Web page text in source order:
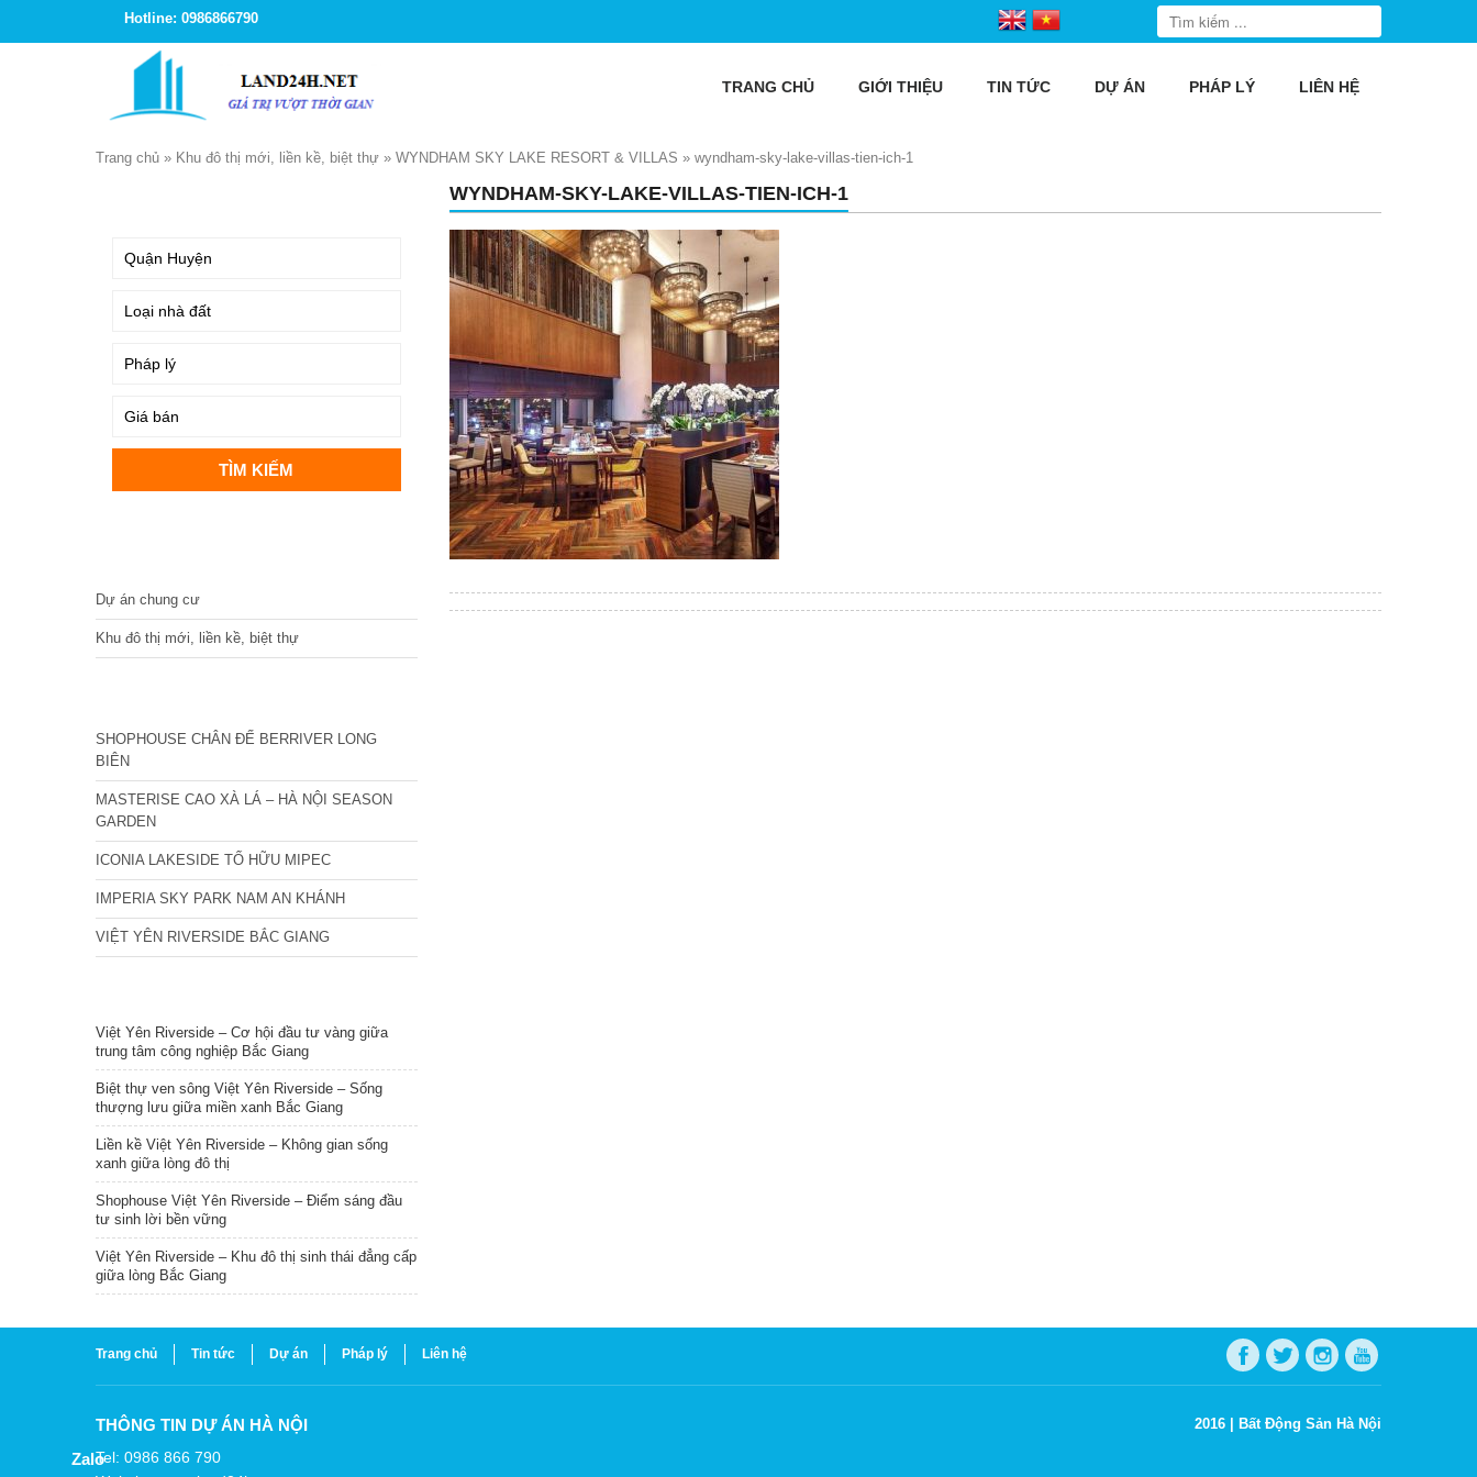
Hotline: 0986866790
TRANG CHỦ GIỚI THIỆU TIN TỨC DỰ ÁN PHÁP LÝ LIÊN HỆ
Trang chủ » Khu đô thị mới, liền kề, biệt thự » WYNDHAM SKY LAKE RESORT & VILLAS » wyndham-sky-lake-villas-tien-ich-1
WYNDHAM-SKY-LAKE-VILLAS-TIEN-ICH-1
Dự án chung cư
Khu đô thị mới, liền kề, biệt thự
SHOPHOUSE CHÂN ĐẾ BERRIVER LONG
BIÊN
MASTERISE CAO XÀ LÁ – HÀ NỘI SEASON
GARDEN
ICONIA LAKESIDE TỐ HỮU MIPEC
IMPERIA SKY PARK NAM AN KHÁNH
VIỆT YÊN RIVERSIDE BẮC GIANG
Việt Yên Riverside – Cơ hội đầu tư vàng giữa
trung tâm công nghiệp Bắc Giang
Biệt thự ven sông Việt Yên Riverside – Sống
thượng lưu giữa miền xanh Bắc Giang
Liền kề Việt Yên Riverside – Không gian sống
xanh giữa lòng đô thị
Shophouse Việt Yên Riverside – Điểm sáng đầu
tư sinh lời bền vững
Việt Yên Riverside – Khu đô thị sinh thái đẳng cấp
giữa lòng Bắc Giang
Trang chủ Tin tức Dự án Pháp lý Liên hệ
THÔNG TIN DỰ ÁN HÀ NỘI
Tel: 0986 866 790
2016 | Bất Động Sản Hà Nội
Zalo